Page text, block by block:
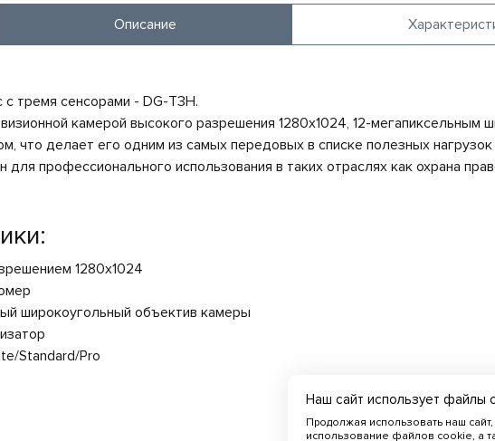
Описание
тремя сенсорами - DG-T3H.
камерой высокого разрешения 1280x1024, 12-мегапиксельным
что делает его одним из самых передовых в списке полезных
для профессионального использования в таких отраслях как охрана
1280x1024
широкоугольный объектив камеры
Standard/Pro
Наш сайт использует файлы
Продолжая использовать наш
использование файлов cookie, а